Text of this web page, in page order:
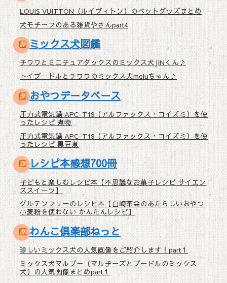
LOUIS VUITTON（ルイヴィトン）のペットグッズまとめ
犬モチーフのある雑貨やさんpart4
ミックス犬図鑑
チワワとミニチュアダックスのミックス犬JINくん♪
トイプードルとチワワのミックス犬meluちゃん♪
おやつデータベース
圧力式電気鍋 APC-T19（アルファックス・コイズミ）を使
ったレシピ 煮物
圧力式電気鍋 APC-T19（アルファックス・コイズミ）を使
ったレシピ 黒豆煮
レシピ本感想700冊
子どもと楽しむレシピ本【不思議なお菓子レシピ サイエン
ススイーツ】
グルテンフリーのレシピ本【白崎茶会のあたらしいおやつ
小麦粉を使わない かんたんレシピ】
わんこ倶楽部ねっと
珍しいミックス犬の人気画像をご紹介します！part１
ミックス犬マルプー（マルチーズとプードルのミックス
犬）の人気画像まとめpart１